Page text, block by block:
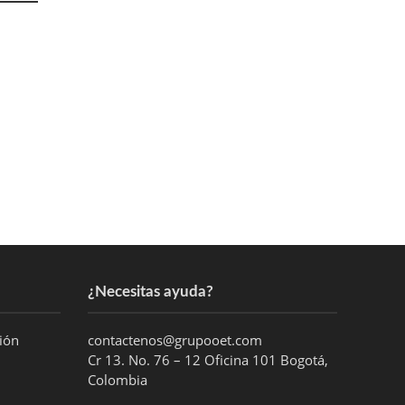
¿Necesitas ayuda?
contactenos@grupooet.com
Cr 13. No. 76 – 12 Oficina 101 Bogotá,
Colombia